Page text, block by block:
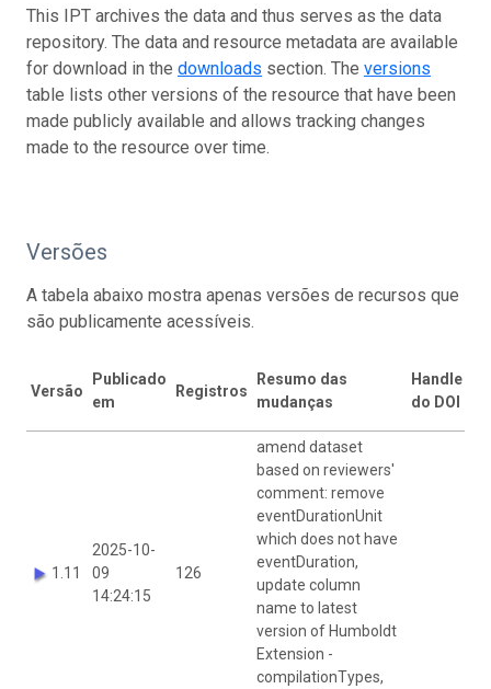
This IPT archives the data and thus serves as the data
repository. The data and resource metadata are available
for download in the downloads section. The versions
table lists other versions of the resource that have been
made publicly available and allows tracking changes
made to the resource over time.
Versões
A tabela abaixo mostra apenas versões de recursos que
são publicamente acessíveis.
Versão
Publicado
em
Registros
Resumo das
mudanças
Handle
do DOI
1.11
2025-10-
09
14:24:15
126
amend dataset
based on reviewers'
comment: remove
eventDurationUnit
which does not have
eventDuration,
update column
name to latest
version of Humboldt
Extension -
compilationTypes,